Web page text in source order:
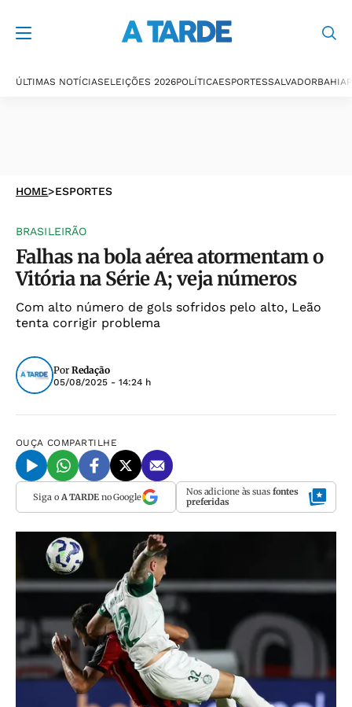
ÚLTIMAS NOTÍCIASELEIÇÕES 2026POLÍTICAESPORTESSALVADORBAHIA
HOME>ESPORTES
BRASILEIRÃO
Falhas na bola aérea atormentam o
Vitória na Série A; veja números
Com alto número de gols sofridos pelo alto, Leão
tenta corrigir problema
Por Redação
05/08/2025 - 14:24 h
OUÇA COMPARTILHE
Siga o A TARDEno Google Nos adicione às suas fontes
preferidas